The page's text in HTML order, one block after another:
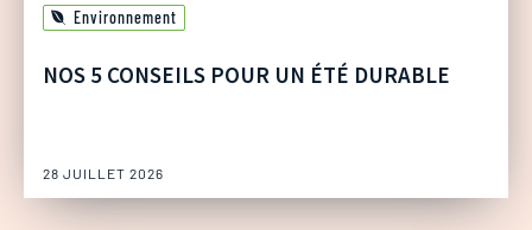
Environnement
NOS 5 CONSEILS POUR UN ÉTÉ DURABLE
28 JUILLET 2026